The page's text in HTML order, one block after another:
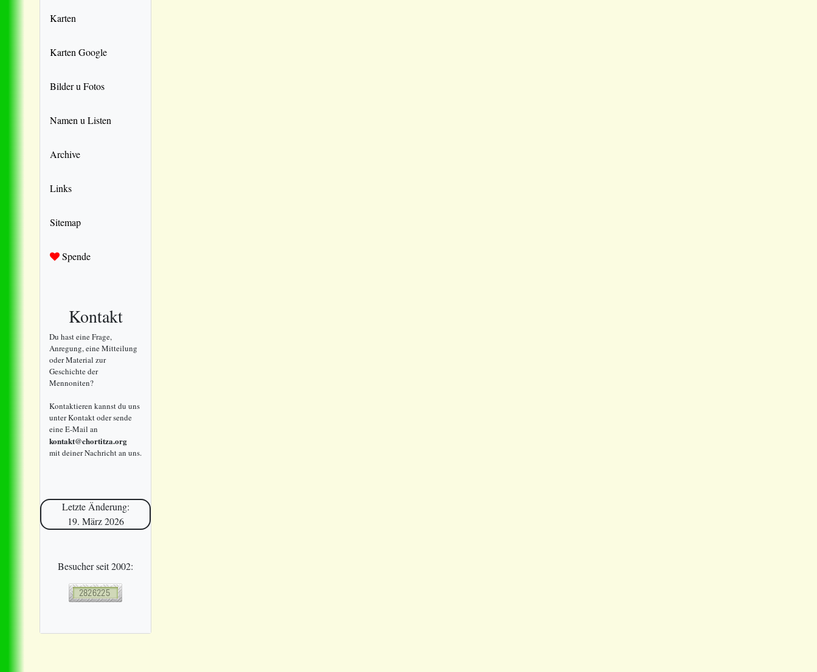
Karten
Karten Google
Bilder u Fotos
Namen u Listen
Archive
Links
Sitemap
Spende
Kontakt
Du hast eine Frage,
Anregung, eine Mitteilung
oder Material zur
Geschichte der
Mennoniten?
Kontaktieren kannst du uns
unter Kontakt oder sende
eine E-Mail an
kontakt@chortitza.org
mit deiner Nachricht an uns.
Letzte Änderung:
19. März 2026
Besucher seit 2002: